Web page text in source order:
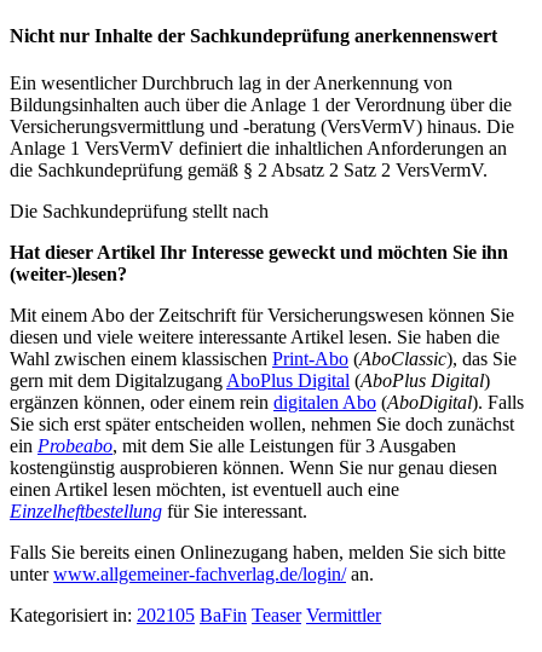
Nicht nur Inhalte der Sachkundeprüfung anerkennenswert
Ein wesentlicher Durchbruch lag in der Anerkennung von
Bildungsinhalten auch über die Anlage 1 der Verordnung über die
Versicherungsvermittlung und -beratung (VersVermV) hinaus. Die
Anlage 1 VersVermV definiert die inhaltlichen Anforderungen an
die Sachkundeprüfung gemäß § 2 Absatz 2 Satz 2 VersVermV.
Die Sachkundeprüfung stellt nach
Hat dieser Artikel Ihr Interesse geweckt und möchten Sie ihn
(weiter-)lesen?
Mit einem Abo der Zeitschrift für Versicherungswesen können Sie
diesen und viele weitere interessante Artikel lesen. Sie haben die
Wahl zwischen einem klassischen Print-Abo (AboClassic), das Sie
gern mit dem DigitalzugangAboPlus Digital (AboPlus Digital)
ergänzen können, oder einem rein digitalen Abo (AboDigital). Falls
Sie sich erst später entscheiden wollen, nehmen Sie doch zunächst
ein Probeabo, mit dem Sie alle Leistungen für 3 Ausgaben
kostengünstig ausprobieren können. Wenn Sie nur genau diesen
einen Artikel lesen möchten, ist eventuell auch eine
Einzelheftbestellung für Sie interessant.
Falls Sie bereits einen Onlinezugang haben, melden Sie sich bitte
unterwww.allgemeiner-fachverlag.de/login/an.
Kategorisiert in: 202105 BaFin Teaser Vermittler